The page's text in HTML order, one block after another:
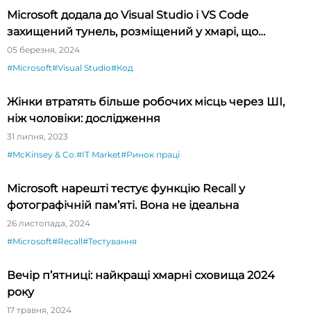
Microsoft додала до Visual Studio і VS Code
захищений тунель, розміщений у хмарі, що
спрощує тестування API
05 березня, 2024
#Microsoft#Visual Studio#Код
Жінки втратять більше робочих місць через ШІ,
ніж чоловіки: дослідження
31 липня, 2023
#McKinsey & Co.#IT Market#Ринок праці
Microsoft нарешті тестує функцію Recall у
фотографічній пам’яті. Вона не ідеальна
26 листопада, 2024
#Microsoft#Recall#Тестування
Вечір п’ятниці: найкращі хмарні сховища 2024
року
17 травня, 2024